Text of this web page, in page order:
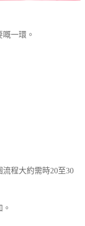
一環。
程大約需時20至30